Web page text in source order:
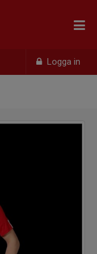
Logga in